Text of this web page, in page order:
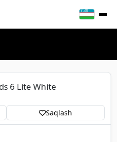
6 Lite White
Saqlash